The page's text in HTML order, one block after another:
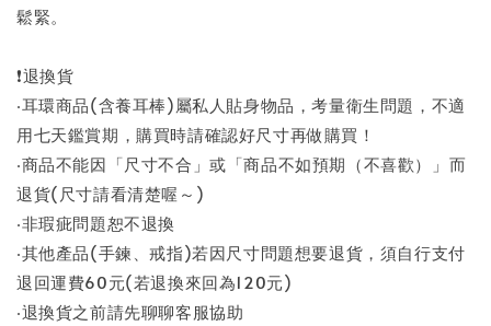
鬆緊。
❗退換貨
‧耳環商品(含養耳棒)屬私人貼身物品，考量衛生問題，不適
用七天鑑賞期，購買時請確認好尺寸再做購買！
‧商品不能因「尺寸不合」或「商品不如預期（不喜歡）」而
退貨(尺寸請看清楚喔～)
‧非瑕疵問題恕不退換
‧其他產品(手鍊、戒指)若因尺寸問題想要退貨，須自行支付
退回運費60元(若退換來回為120元)
‧退換貨之前請先聊聊客服協助